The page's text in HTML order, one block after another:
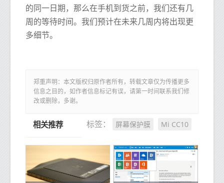
的同一日期，那么在手机到货之前，我们还有几
周的等待时间。我们预计在未来几周内将出现更
多细节。
郑重声明：本文版权归原作者所有，转载文章仅为传播更多
信息之目的，如作者信息标记有误，请第一时间联系我们修
改或删除，多谢。
标签： 屏幕保护膜 Mi CC10
相关推荐